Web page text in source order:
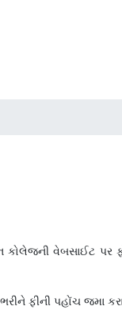
વેબસાઈટ પર
ફીની પહોંચ જમા